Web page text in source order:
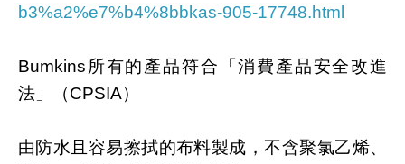
b3%a2%e7%b4%8bbkas-905-17748.html
Bumkins所有的產品符合「消費產品安全改進
法」（CPSIA）
由防水且容易擦拭的布料製成，不含聚氯乙烯、